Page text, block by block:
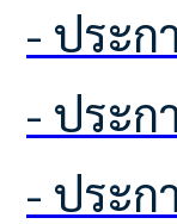
- ประ
- ประ
- ประ